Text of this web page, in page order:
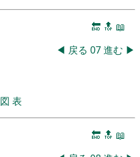
🔚 🔝 📖
◀ 戻る 07進む ▶
図 表
🔚 🔝 📖